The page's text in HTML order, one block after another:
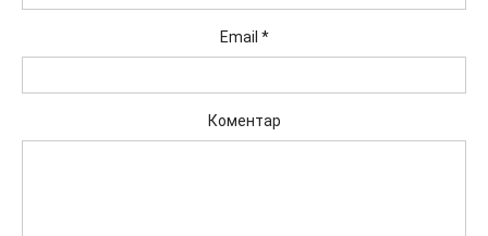
Email *
Коментар